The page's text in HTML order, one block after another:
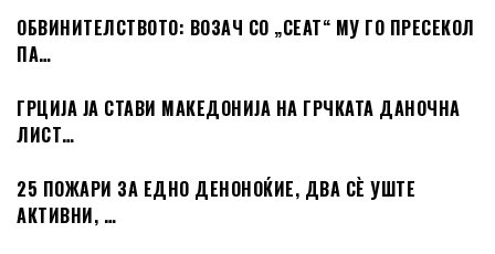
ОБВИНИТЕЛСТВОТО: ВОЗАЧ СО „СЕАТ“ МУ ГО ПРЕСЕКОЛ
ПА…
ГРЦИЈА ЈА СТАВИ МАКЕДОНИЈА НА ГРЧКАТА ДАНОЧНА
ЛИСТ…
25 ПОЖАРИ ЗА ЕДНО ДЕНОНОЌИЕ, ДВА СÈ УШТЕ
АКТИВНИ, …